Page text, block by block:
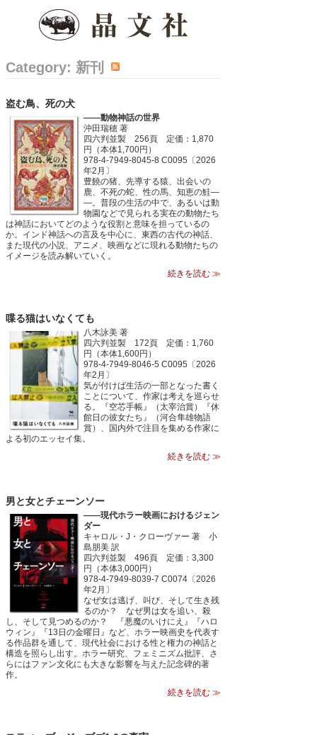
Category: 新刊
盗む鳥、死の犬
――動物神話の世界
沖田瑞穂 著
四六判並製 256頁 定価：1,870
円（本体1,700円）
978-4-7949-8045-8 C0095〔2026
年2月〕
豊饒の猪、先導する猿、出会いの
鹿、不死の蛇、性の馬、知恵の鮭―
―。普段の生活の中で、あるいは動
物園などで見られる実在の動物たち
は神話においてどのような役割と意味を担っているの
か。インド神話への言及を中心に、東西の古代の神話、
また現代の小説、アニメ、映画などに現れる動物たちの
イメージを読み解いていく。
続きを読む ≫
喋る猫はいなくても
八木詠美 著
四六判並製 172頁 定価：1,760
円（本体1,600円）
978-4-7949-8046-5 C0095〔2026
年2月〕
気が付けば生活の一部となった書く
ことについて、作家は考えを巡らせ
る。『空芯手帳』（太宰治賞）『休
館日の彼女たち』（河合隼雄物語
賞）、国内外で注目を集める作家に
よる初のエッセイ集。
続きを読む ≫
男と女とチェーンソー
――現代ホラー映画におけるジェン
ダー
キャロル・J・クローヴァー 著 小
島朋美 訳
四六判並製 496頁 定価：3,300
円（本体3,000円）
978-4-7949-8039-7 C0074〔2026
年2月〕
なぜ女は逃げ、叫び、そして生き残
るのか？ なぜ男は女を追い、殺
し、そして見つめるのか？ 『悪魔のいけにえ』『ハロ
ウィン』『13日の金曜日』など、ホラー映画史を代表す
る作品群を通して、現代社会における性と権力の神話と
構造を照らし出す。ホラー研究、フェミニズム批評、さ
らにはファン文化にも大きな影響を与えた記念碑的著
作。
続きを読む ≫